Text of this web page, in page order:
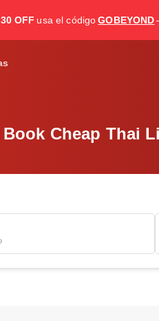
OFF usa el código GOBEYOND
Cheap Thai